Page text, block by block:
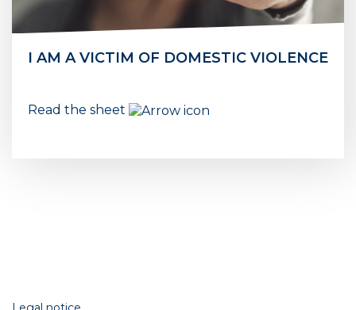
I AM A VICTIM OF DOMESTIC VIOLENCE
Read the sheet